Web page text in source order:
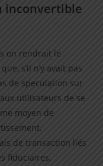
inconvertible
on rendrait le
s’il n’y avait pas
de speculation sur
utilisateurs de se
moyen de
de transaction liés
fiduciaires.